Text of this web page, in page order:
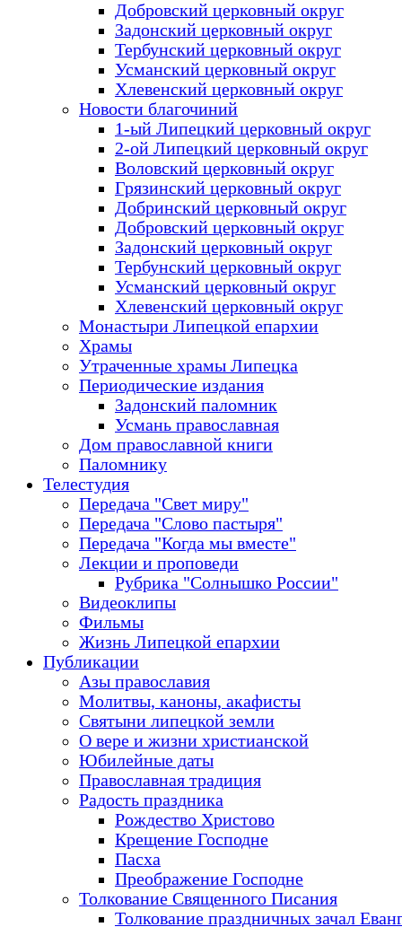
Добровский церковный округ
Задонский церковный округ
Тербунский церковный округ
Усманский церковный округ
Хлевенский церковный округ
Новости благочиний
1-ый Липецкий церковный округ
2-ой Липецкий церковный округ
Воловский церковный округ
Грязинский церковный округ
Добринский церковный округ
Добровский церковный округ
Задонский церковный округ
Тербунский церковный округ
Усманский церковный округ
Хлевенский церковный округ
Монастыри Липецкой епархии
Храмы
Утраченные храмы Липецка
Периодические издания
Задонский паломник
Усмань православная
Дом православной книги
Паломнику
Телестудия
Передача "Свет миру"
Передача "Слово пастыря"
Передача "Когда мы вместе"
Лекции и проповеди
Рубрика "Солнышко России"
Видеоклипы
Фильмы
Жизнь Липецкой епархии
Публикации
Азы православия
Молитвы, каноны, акафисты
Святыни липецкой земли
О вере и жизни христианской
Юбилейные даты
Православная традиция
Радость праздника
Рождество Христово
Крещение Господне
Пасха
Преображение Господне
Толкование Священного Писания
Толкование праздничных зачал